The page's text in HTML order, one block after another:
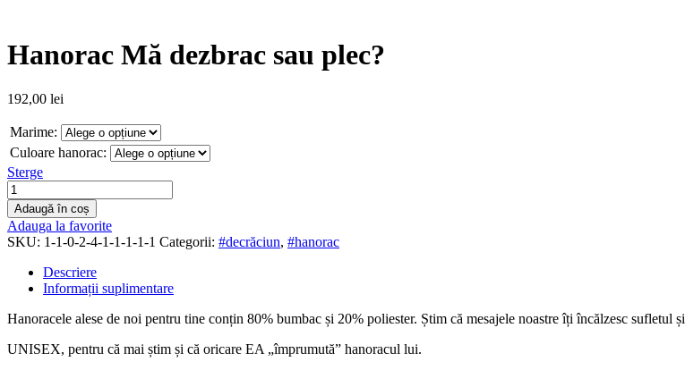
Hanorac Mă dezbrac sau plec?
192,00 lei
Marime:
Culoare hanorac:
Sterge
Adaugă în coș
Adauga la favorite
SKU: 1-1-0-2-4-1-1-1-1-1 Categorii: #decrăciun, #hanorac
Descriere
Informații suplimentare
Hanoracele alese de noi pentru tine conțin 80% bumbac și 20% poliester. Știm că mesajele noastre îți încălzesc sufletul și
UNISEX, pentru că mai știm și că oricare EA „împrumută” hanoracul lui.